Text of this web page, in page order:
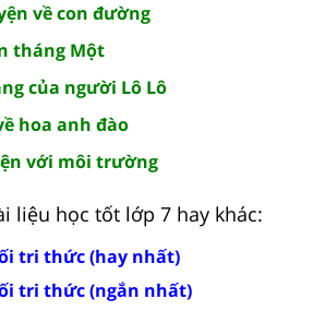
về con đường
tháng Một
của người Lô Lô
hoa anh đào
với môi trường
liệu học tốt lớp 7 hay khác:
tri thức (hay nhất)
tri thức (ngắn nhất)